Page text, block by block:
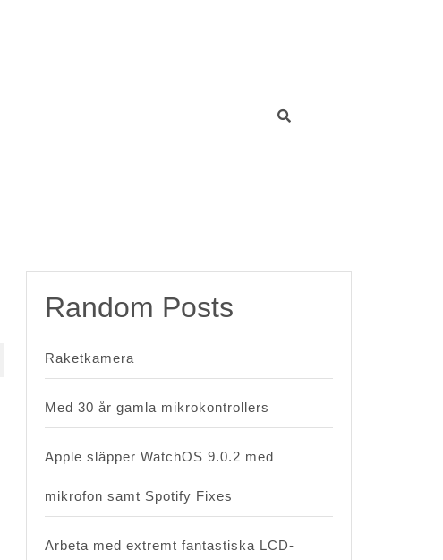
Random Posts
Raketkamera
Med 30 år gamla mikrokontrollers
Apple släpper WatchOS 9.0.2 med
mikrofon samt Spotify Fixes
Arbeta med extremt fantastiska LCD-